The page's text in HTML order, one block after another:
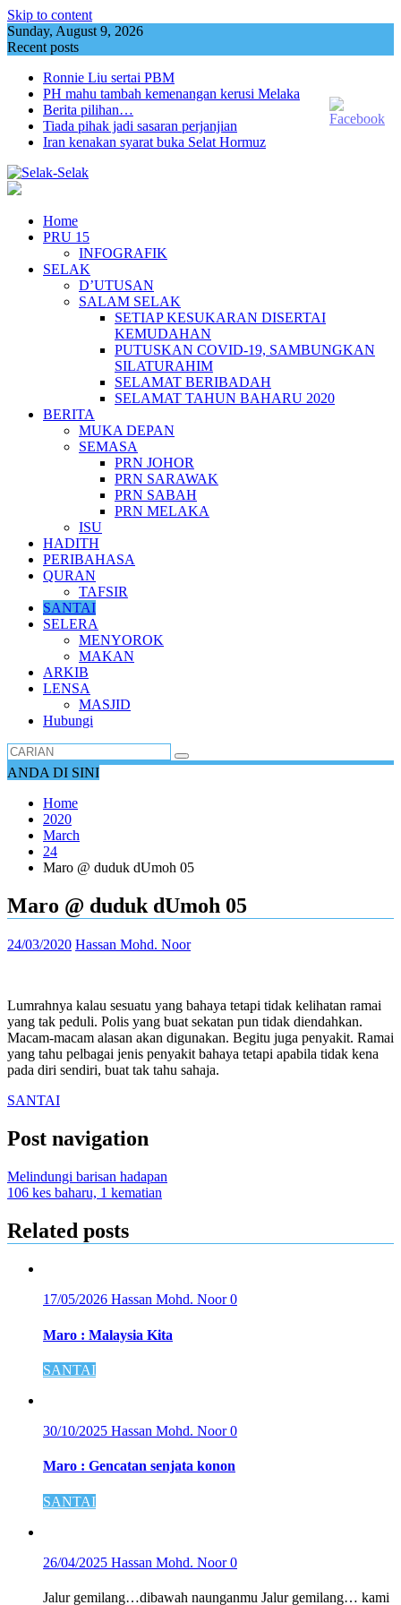
Skip to content
Sunday, August 9, 2026
Recent posts
Ronnie Liu sertai PBM
PH mahu tambah kemenangan kerusi Melaka
Berita pilihan…
Tiada pihak jadi sasaran perjanjian
Iran kenakan syarat buka Selat Hormuz
Home
PRU 15
INFOGRAFIK
SELAK
D’UTUSAN
SALAM SELAK
SETIAP KESUKARAN DISERTAI
KEMUDAHAN
PUTUSKAN COVID-19, SAMBUNGKAN
SILATURAHIM
SELAMAT BERIBADAH
SELAMAT TAHUN BAHARU 2020
BERITA
MUKA DEPAN
SEMASA
PRN JOHOR
PRN SARAWAK
PRN SABAH
PRN MELAKA
ISU
HADITH
PERIBAHASA
QURAN
TAFSIR
SANTAI
SELERA
MENYOROK
MAKAN
ARKIB
LENSA
MASJID
Hubungi
ANDA DI SINI
Home
2020
March
24
Maro @ duduk dUmoh 05
Maro @ duduk dUmoh 05
24/03/2020 Hassan Mohd. Noor
Lumrahnya kalau sesuatu yang bahaya tetapi tidak kelihatan ramai
yang tak peduli. Polis yang buat sekatan pun tidak diendahkan.
Macam-macam alasan akan digunakan. Begitu juga penyakit. Ramai
yang tahu pelbagai jenis penyakit bahaya tetapi apabila tidak kena
pada diri sendiri, buat tak tahu sahaja.
SANTAI
Post navigation
Melindungi barisan hadapan
106 kes baharu, 1 kematian
Related posts
17/05/2026 Hassan Mohd. Noor0
Maro : Malaysia Kita
SANTAI
30/10/2025 Hassan Mohd. Noor0
Maro : Gencatan senjata konon
SANTAI
26/04/2025 Hassan Mohd. Noor0
Jalur gemilang…dibawah naunganmu Jalur gemilang… kami